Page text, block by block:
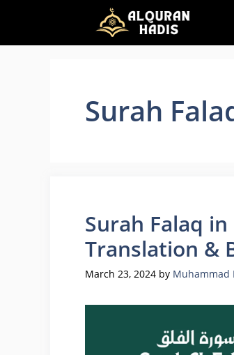
content
Surah
Surah Falaq
Translation &
March 23, 2024 by Muhammad